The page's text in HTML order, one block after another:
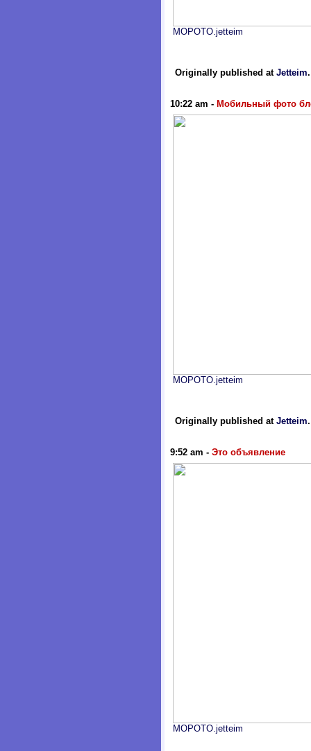
MOPOTO.jetteim
Originally published at Jetteim
10:22 am - Мобильный фото
MOPOTO.jetteim
Originally published at Jetteim
9:52 am - Это объявление
MOPOTO.jetteim